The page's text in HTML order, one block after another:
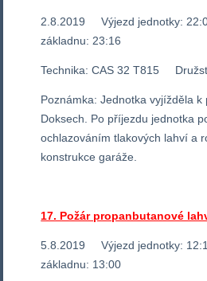
2.8.2019 Výjezd jednotky:
základnu: 23:16
Technika: CAS 32 T815
Poznámka: Jednotka vyjížděla k
Doksech. Po příjezdu jednotka
ochlazováním tlakových lahví a
konstrukce garáže.
17. Požár propanbutanové
5.8.2019 Výjezd jednotky:
základnu: 13:00